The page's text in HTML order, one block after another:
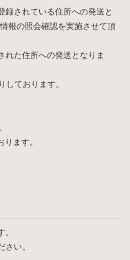
録されている住所への発送と
報の照会確認を実施させて頂
れた住所への発送となりま
ております。
ます。
い。